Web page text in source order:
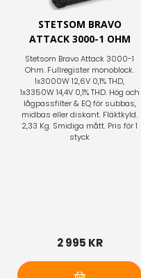
STETSOM BRAVO
ATTACK 3000-1 OHM
Stetsom Bravo Attack 3000-1
Ohm. Fullregister monoblock.
1x3000W 12,6V 0,1% THD,
1x3350W 14,4V 0,1% THD. Hög och
lågpassfilter & EQ för subbas,
midbas eller diskant. Fläktkyld.
2,33 Kg. Smidiga mått. Pris för 1
styck
2 995 KR